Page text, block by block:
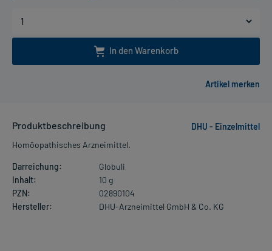
In den Warenkorb
Produktbeschreibung
DHU - Einzelmittel
Homöopathisches Arzneimittel.
Darreichung:
Globuli
Inhalt:
10 g
PZN:
02890104
Hersteller:
DHU-Arzneimittel GmbH & Co. KG